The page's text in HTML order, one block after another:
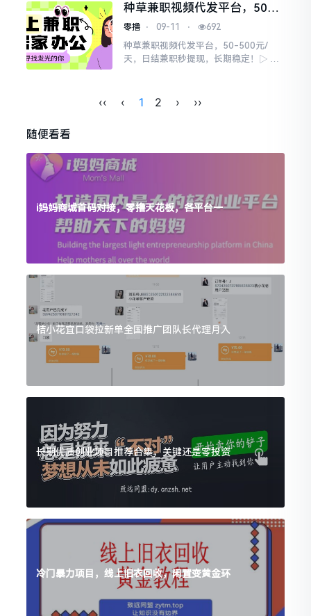
又可以赚钱的风口项目
种草兼职视频代发平台，50-
500元/天，日结兼职秒提现，
长期稳定！
零撸 ⋅ 09-11 ⋅ 692
种草兼职视频代发平台，50-500元/
天，日结兼职秒提现，长期稳定！▷ 工
规）2.项目长期
‹‹ ‹ 1 2 › ››
随便看看
i妈妈商城首码对接，零撸天花板，各平台一
桔小花宜口袋拉新单全国推广团队长代理月入
长期优质创业项目推荐合集，关键还是零投资
冷门暴力项目，线上旧衣回收，闲置变黄金环